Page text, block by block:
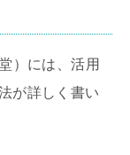
）には、活用
が詳しく書い